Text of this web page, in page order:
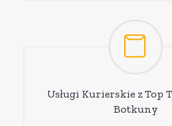
Usługi Kurierskie z Top
Botkuny